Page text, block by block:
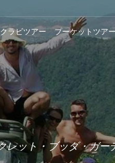
クラビツアー プーケットツア
ット・ブッダ・ガー